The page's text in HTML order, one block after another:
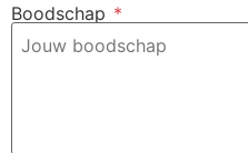
Boodschap *